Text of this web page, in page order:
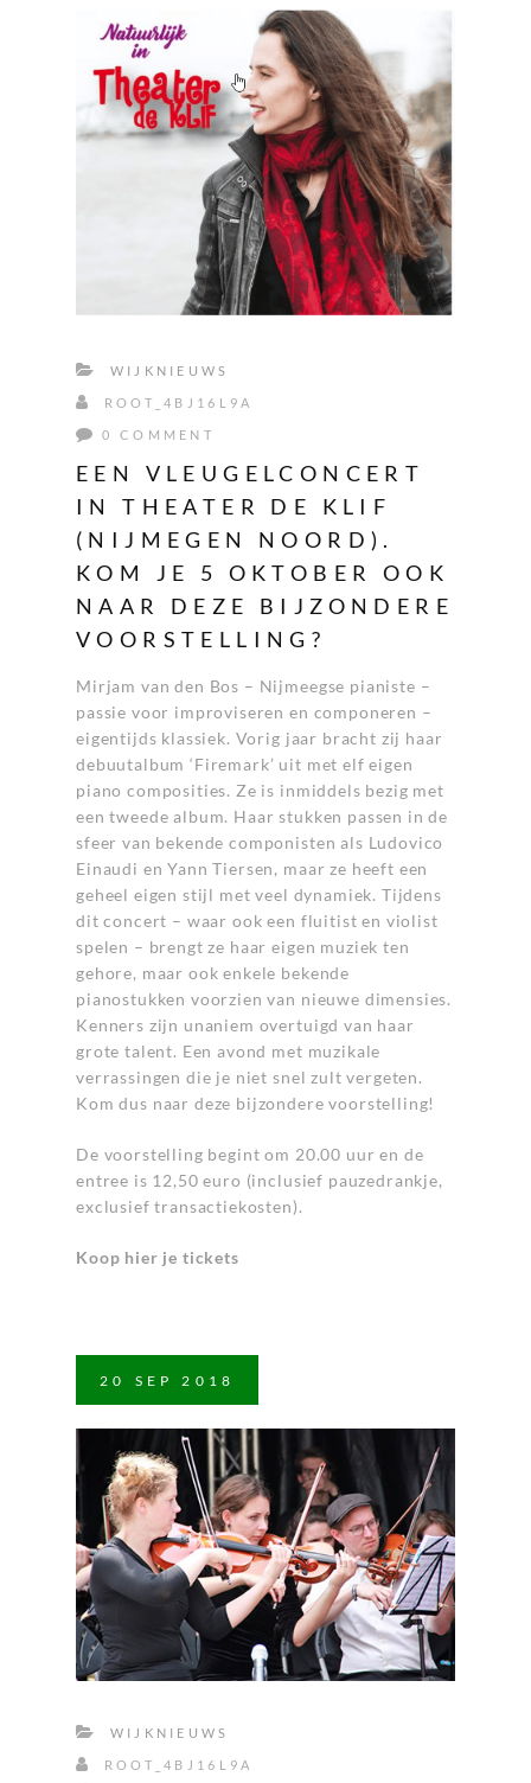
WIJKNIEUWS
ROOT_4BJ16L9A
0 COMMENT
EEN VLEUGELCONCERT
IN THEATER DE KLIF
(NIJMEGEN NOORD).
KOM JE 5 OKTOBER OOK
NAAR DEZE BIJZONDERE
VOORSTELLING?
Mirjam van den Bos – Nijmeegse pianiste –
passie voor improviseren en componeren –
eigentijds klassiek. Vorig jaar bracht zij haar
debuutalbum‘Firemark’ uit met elf eigen
piano composities. Ze is inmiddels bezig met
een tweede album. Haar stukken passen in de
sfeer van bekende componisten als Ludovico
Einaudi en Yann Tiersen, maar ze heeft een
geheel eigen stijl met veel dynamiek. Tijdens
dit concert – waar ook een fluitist en violist
spelen – brengt ze haar eigen muziek ten
gehore, maar ook enkele bekende
pianostukken voorzien van nieuwe dimensies.
Kenners zijn unaniem overtuigd van haar
grote talent. Een avond met muzikale
verrassingen die je niet snel zult vergeten.
Kom dus naar deze bijzondere voorstelling!
De voorstelling begint om 20.00 uur en de
entree is 12,50 euro (inclusief pauzedrankje,
exclusief transactiekosten).
Koop hier je tickets
20 SEP 2018
WIJKNIEUWS
ROOT_4BJ16L9A